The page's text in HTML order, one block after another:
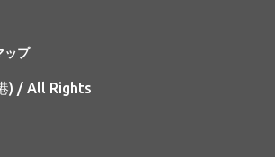
ップ
) / All Rights